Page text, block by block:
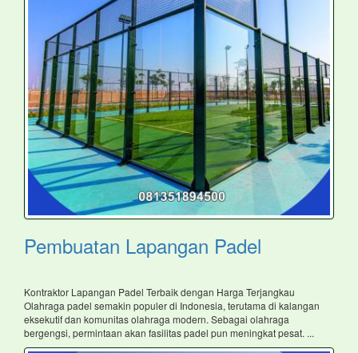
Pembuatan Lapangan Padel
Kontraktor Lapangan Padel Terbaik dengan Harga Terjangkau
Olahraga padel semakin populer di Indonesia, terutama di kalangan
eksekutif dan komunitas olahraga modern. Sebagai olahraga
bergengsi, permintaan akan fasilitas padel pun meningkat pesat. ...